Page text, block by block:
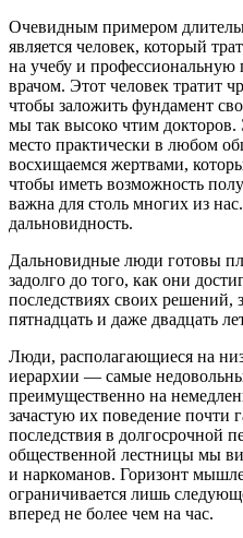
Очевидным примером
является человек, который
на учебу и профессиональную
врачом. Этот человек тратит
чтобы заложить фундамент
мы так высоко чтим
место практически в любом
восхищаемся жертвами,
чтобы иметь возможность
важна для столь многих из
дальновидность.
Дальновидные люди готовы
задолго до того, как они
последствиях своих решений,
пятнадцать и даже двадцать
Люди, располагающиеся на
иерархии — самые
преимущественно на
зачастую их поведение почти
последствия в долгосрочной
общественной лестницы мы
и наркоманов. Горизонт
ограничивается лишь
вперед не более чем на час.